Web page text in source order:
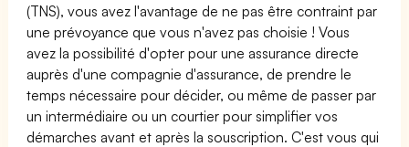
(TNS), vous avez l'avantage de ne pas être contraint par
une prévoyance que vous n'avez pas choisie ! Vous
avez la possibilité d'opter pour une assurance directe
auprès d'une compagnie d'assurance, de prendre le
temps nécessaire pour décider, ou même de passer par
un intermédiaire ou un courtier pour simplifier vos
démarches avant et après la souscription. C'est vous qui